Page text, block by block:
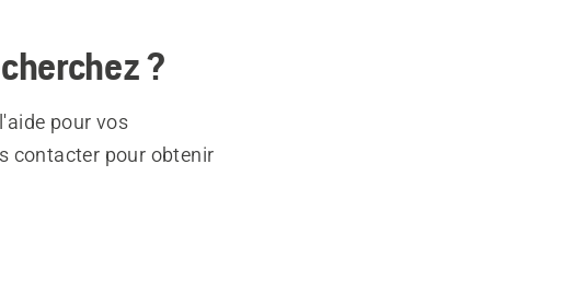
?
pour vos
contacter pour obtenir